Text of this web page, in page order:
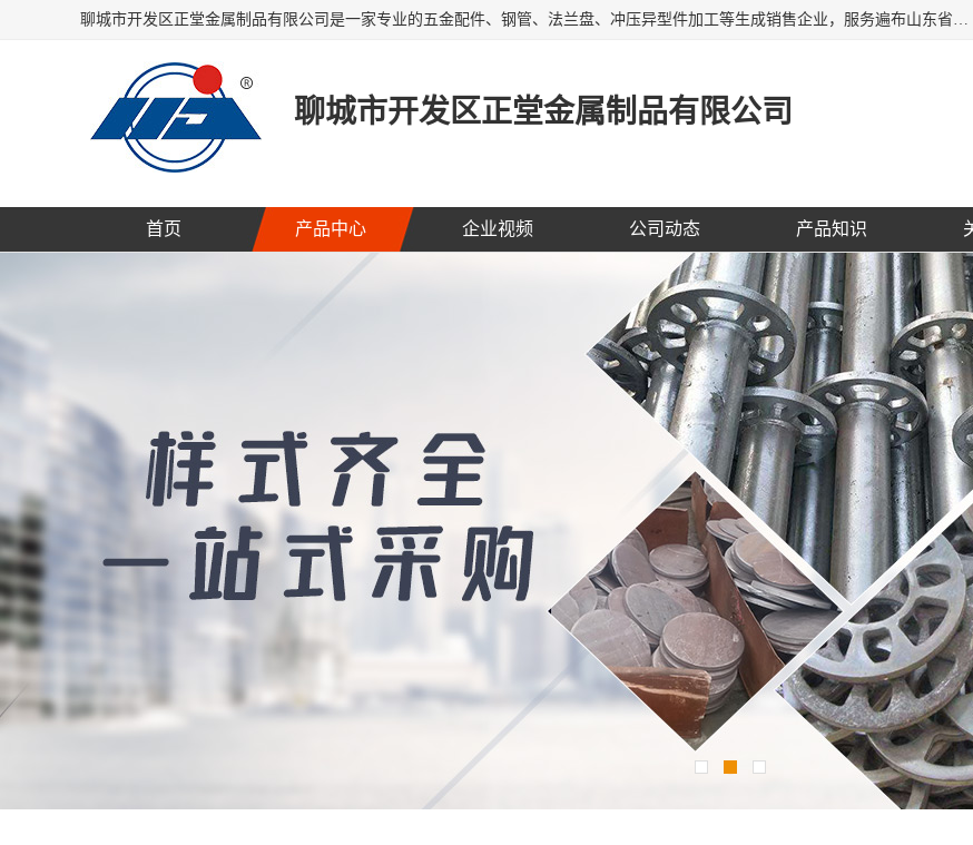
聊城市开发区正堂金属制品有限公司是一家专业的五金配件、钢管、法兰盘、冲压异型件加工等生成销售企业，服务遍布山东省聊城、济南、青岛、淄博、枣庄、东营烟台等地区，经营包括冲压法兰毛坯，冲压异型(形)件加工，热扩法兰毛坯，锻打法兰盘毛坯，法兰加强圈，环形锻件加工，版辊堵头毛坯，哑铃配重件等产品的生产和销售，业务上精益求精，生产产品精度高，配件标准赢得业内企业及其它组织与公民的一致好评。
聊城市开发区正堂金属制品有限公司
首页 产品中心 企业视频 公司动态 产品知识